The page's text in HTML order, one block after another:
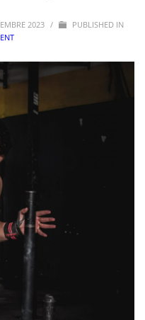
2023 /
PUBLISHED IN